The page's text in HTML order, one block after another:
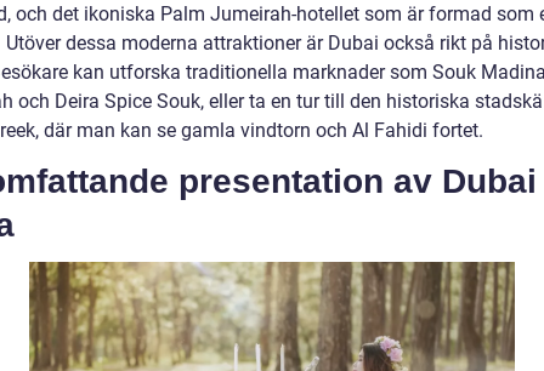
och det ikoniska Palm Jumeirah-hotellet som är formad som
Utöver dessa moderna attraktioner är Dubai också rikt på
kan utforska traditionella marknader som Souk
och Deira Spice Souk, eller ta en tur till den historiska
där man kan se gamla vindtorn och Al Fahidi fortet.
presentation av Dubai